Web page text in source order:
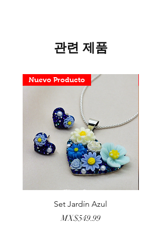
관련 제품
Nuevo Producto
Set Jardín Azul
가격
MX$549.99